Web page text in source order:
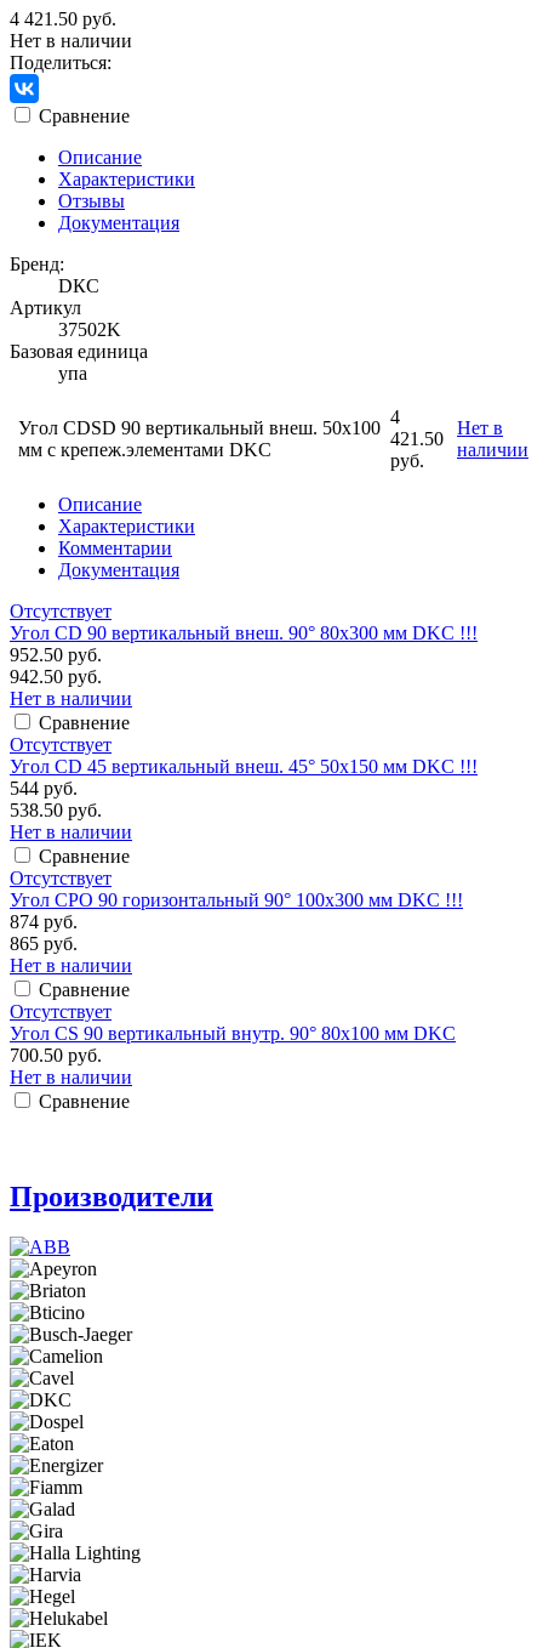
4 421.50 руб.
Нет в наличии
Поделиться:
Сравнение
Описание
Характеристики
Отзывы
Документация
Бренд:
DКС
Артикул
37502K
Базовая единица
упа
Угол CDSD 90 вертикальный внеш. 50х100
мм с крепеж.элементами DKC
4
421.50
руб.
Нет в
наличии
Описание
Характеристики
Комментарии
Документация
Отсутствует
Угол CD 90 вертикальный внеш. 90° 80х300 мм DKC !!!
952.50 руб.
942.50 руб.
Нет в наличии
Сравнение
Отсутствует
Угол CD 45 вертикальный внеш. 45° 50х150 мм DKC !!!
544 руб.
538.50 руб.
Нет в наличии
Сравнение
Отсутствует
Угол CPO 90 горизонтальный 90° 100х300 мм DKC !!!
874 руб.
865 руб.
Нет в наличии
Сравнение
Отсутствует
Угол CS 90 вертикальный внутр. 90° 80х100 мм DKC
700.50 руб.
Нет в наличии
Сравнение
Производители